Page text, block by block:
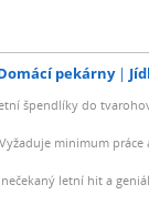
pekárny
špendlíky do
minimum práce
letní hit a